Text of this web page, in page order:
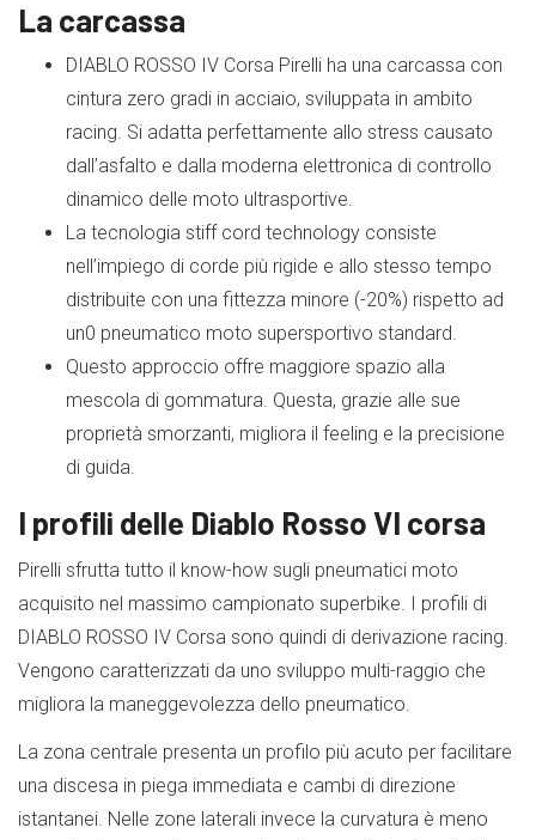
La carcassa
DIABLO ROSSO IV Corsa Pirelli ha una carcassa con
cintura zero gradi in acciaio, sviluppata in ambito
racing. Si adatta perfettamente allo stress causato
dall’asfalto e dalla moderna elettronica di controllo
dinamico delle moto ultrasportive.
La tecnologia stiff cord technology consiste
nell’impiego di corde più rigide e allo stesso tempo
distribuite con una fittezza minore (-20%) rispetto ad
un0 pneumatico moto supersportivo standard.
Questo approccio offre maggiore spazio alla
mescola di gommatura. Questa, grazie alle sue
proprietà smorzanti, migliora il feeling e la precisione
di guida.
I profili delle Diablo Rosso VI corsa
Pirelli sfrutta tutto il know-how sugli pneumatici moto
acquisito nel massimo campionato superbike. I profili di
DIABLO ROSSO IV Corsa sono quindi di derivazione racing.
Vengono caratterizzati da uno sviluppo multi-raggio che
migliora la maneggevolezza dello pneumatico.
La zona centrale presenta un profilo più acuto per facilitare
una discesa in piega immediata e cambi di direzione
istantanei. Nelle zone laterali invece la curvatura è meno